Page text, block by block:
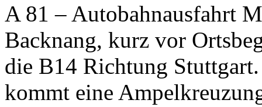
A 81 – Autobahnausfahrt
Backnang, kurz vor
die B14 Richtung
kommt eine